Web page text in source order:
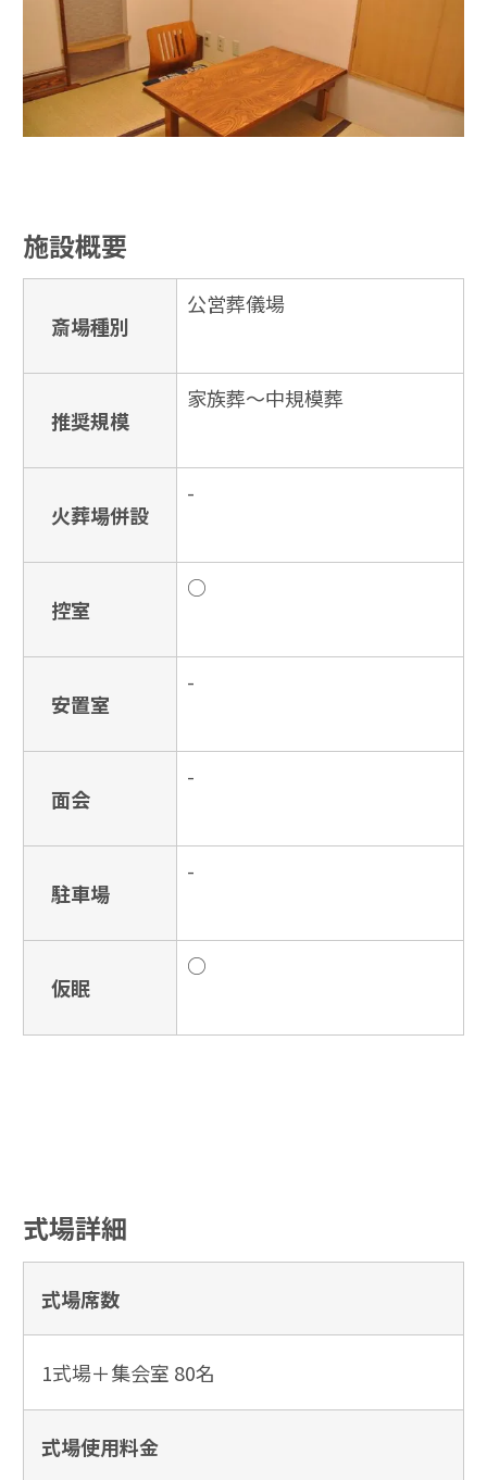
施設概要
斎場種別
公営葬儀場
推奨規模
家族葬〜中規模葬
火葬場併設
-
控室
○
安置室
-
面会
-
駐車場
-
仮眠
○
式場詳細
式場席数
1式場＋集会室 80名
式場使用料金